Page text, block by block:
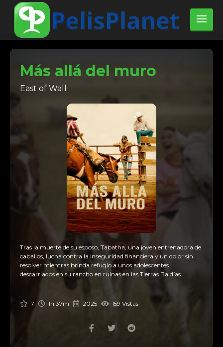
Más allá del muro
East of Wall
Tras la muerte de su esposo, Tabatha, una joven entrenadora de
caballos, lucha contra la inseguridad financiera y un dolor sin
resolver mientras brinda refugio a unos adolescentes
descarriados en su rancho en ruinas en las Tierras Baldías.
7 1h 37m 2025 159 Vistas